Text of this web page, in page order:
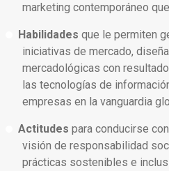
marketing contemporáneo
Habilidades que le permiten
iniciativas de mercado,
mercadológicas con
las tecnologías de
empresas en la vanguardia
Actitudes para conducirse
visión de responsabilidad
prácticas sostenibles e